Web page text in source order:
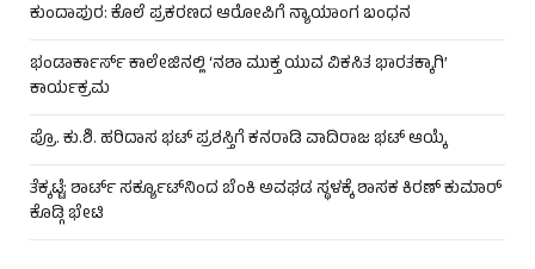
ಕುಂದಾಪುರ: ಕೊಲೆ ಪ್ರಕರಣದ ಆರೋಪಿಗೆ ನ್ಯಾಯಾಂಗ ಬಂಧನ
ಭಂಡಾರ್ಕಾರ್ಸ್ ಕಾಲೇಜಿನಲ್ಲಿ ‘ನಶಾ ಮುಕ್ತ ಯುವ ವಿಕಸಿತ ಭಾರತಕ್ಕಾಗಿ’
ಕಾರ್ಯಕ್ರಮ
ಪ್ರೊ. ಕು.ಶಿ. ಹರಿದಾಸ ಭಟ್ ಪ್ರಶಸ್ತಿಗೆ ಕನರಾಡಿ ವಾದಿರಾಜ ಭಟ್ ಆಯ್ಕೆ
ತೆಕ್ಕಟ್ಟೆ: ಶಾರ್ಟ್ ಸರ್ಕ್ಯೂಟ್‌ನಿಂದ ಬೆಂಕಿ ಅವಘಡ ಸ್ಥಳಕ್ಕೆ ಶಾಸಕ ಕಿರಣ್ ಕುಮಾರ್
ಕೊಡ್ಗಿ ಭೇಟಿ